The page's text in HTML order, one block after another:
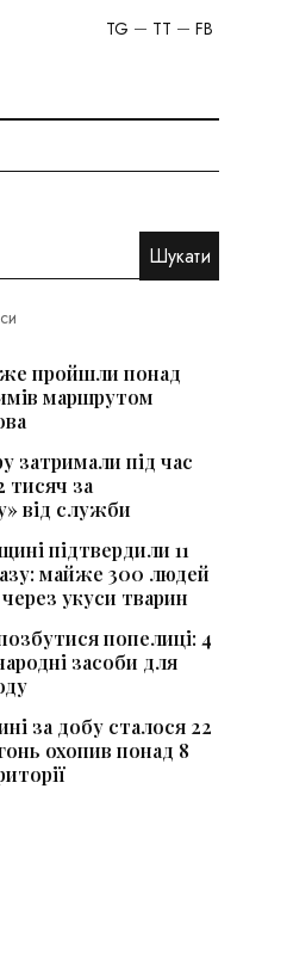
FB
TT
TG
пройшли понад
маршрутом
затримали під час
тисяч за
від служби
підтвердили 11
майже 300 людей
укуси тварин
попелиці: 4
засоби для
за добу сталося 22
охопив понад 8